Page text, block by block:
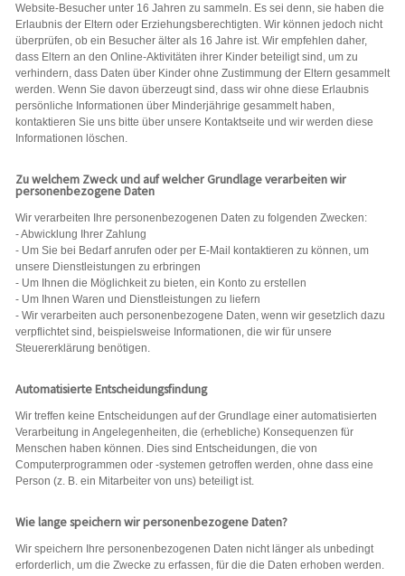
Website-Besucher unter 16 Jahren zu sammeln. Es sei denn, sie haben die
Erlaubnis der Eltern oder Erziehungsberechtigten. Wir können jedoch nicht
überprüfen, ob ein Besucher älter als 16 Jahre ist. Wir empfehlen daher,
dass Eltern an den Online-Aktivitäten ihrer Kinder beteiligt sind, um zu
verhindern, dass Daten über Kinder ohne Zustimmung der Eltern gesammelt
werden. Wenn Sie davon überzeugt sind, dass wir ohne diese Erlaubnis
persönliche Informationen über Minderjährige gesammelt haben,
kontaktieren Sie uns bitte über unsere Kontaktseite und wir werden diese
Informationen löschen.
Zu welchem ​​Zweck und auf welcher Grundlage verarbeiten wir
personenbezogene Daten
Wir verarbeiten Ihre personenbezogenen Daten zu folgenden Zwecken:
- Abwicklung Ihrer Zahlung
- Um Sie bei Bedarf anrufen oder per E-Mail kontaktieren zu können, um
unsere Dienstleistungen zu erbringen
- Um Ihnen die Möglichkeit zu bieten, ein Konto zu erstellen
- Um Ihnen Waren und Dienstleistungen zu liefern
- Wir verarbeiten auch personenbezogene Daten, wenn wir gesetzlich dazu
verpflichtet sind, beispielsweise Informationen, die wir für unsere
Steuererklärung benötigen.
Automatisierte Entscheidungsfindung
Wir treffen keine Entscheidungen auf der Grundlage einer automatisierten
Verarbeitung in Angelegenheiten, die (erhebliche) Konsequenzen für
Menschen haben können. Dies sind Entscheidungen, die von
Computerprogrammen oder -systemen getroffen werden, ohne dass eine
Person (z. B. ein Mitarbeiter von uns) beteiligt ist.
Wie lange speichern wir personenbezogene Daten?
Wir speichern Ihre personenbezogenen Daten nicht länger als unbedingt
erforderlich, um die Zwecke zu erfassen, für die die Daten erhoben werden.